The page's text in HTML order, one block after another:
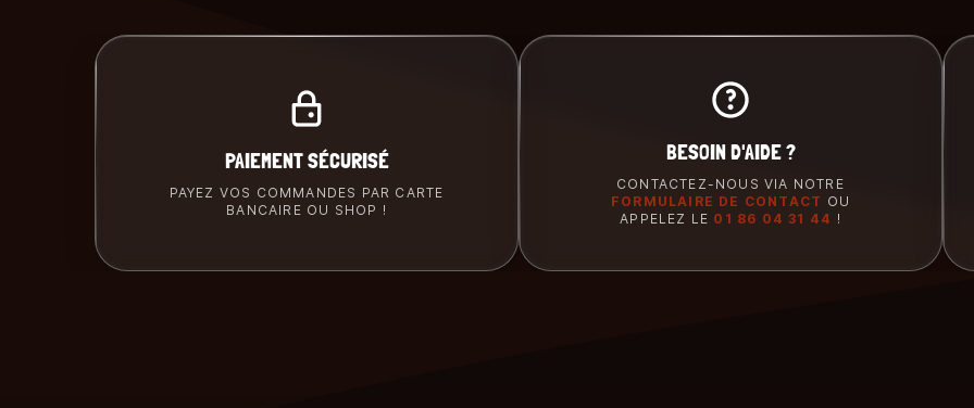
PAIEMENT SÉCURISÉ
PAYEZ VOS COMMANDES PAR CARTE
BANCAIRE OU SHOP !
BESOIN D'AIDE ?
CONTACTEZ-NOUS VIA NOTRE
FORMULAIRE DE CONTACT OU
APPELEZ LE 01 86 04 31 44 !